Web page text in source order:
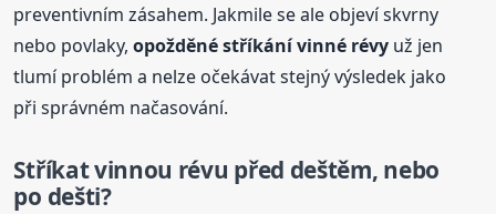
preventivním zásahem. Jakmile se ale objeví skvrny
nebo povlaky,opožděné stříkání vinné révy už jen
tlumí problém a nelze očekávat stejný výsledek jako
při správném načasování.
Stříkat vinnou révu před deštěm, nebo
po dešti?